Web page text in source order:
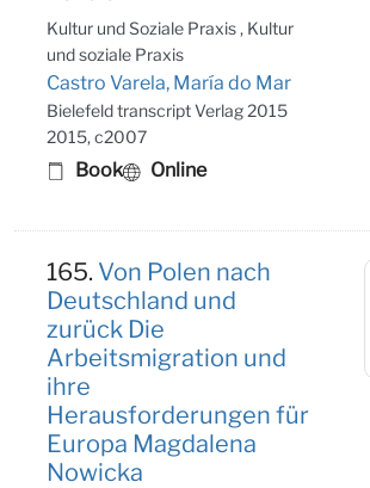
Kultur und Soziale Praxis , Kultur
und soziale Praxis
Castro Varela, María do Mar
Bielefeld transcript Verlag 2015
2015, c2007
Book Online
165. Von Polen nach
Deutschland und
zurück Die
Arbeitsmigration und
ihre
Herausforderungen für
Europa Magdalena
Nowicka